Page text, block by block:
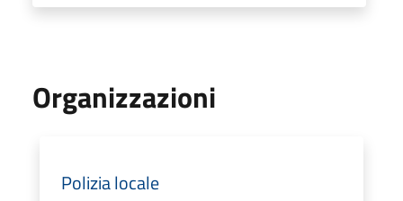
Organizzazioni
Polizia locale